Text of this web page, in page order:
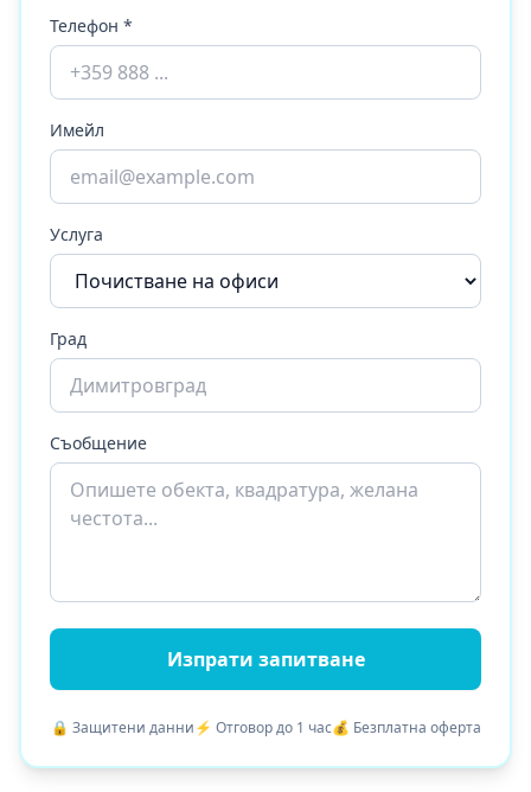
Телефон *
Имейл
Услуга
Град
Съобщение
Изпрати запитване
🔒 Защитени данни⚡ Отговор до 1 час💰 Безплатна оферта